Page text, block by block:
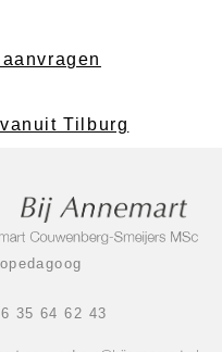
Tilburg
35 64 62 43